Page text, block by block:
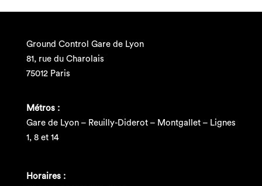
Ground Control Gare de Lyon
81, rue du Charolais
75012 Paris
Métros :
Gare de Lyon – Reuilly-Diderot – Montgallet – Lignes
1, 8 et 14
Horaires :